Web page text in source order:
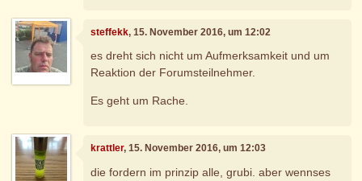
steffekk, 15. November 2016, um 12:02
es dreht sich nicht um Aufmerksamkeit und um
Reaktion der Forumsteilnehmer.
Es geht um Rache.
krattler, 15. November 2016, um 12:03
die fordern im prinzip alle, grubi. aber wennses